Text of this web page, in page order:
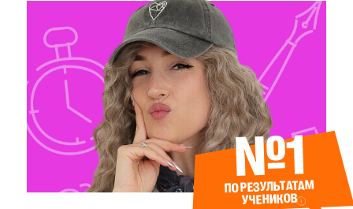
№1
ПО РЕЗУЛЬТАТАМ
УЧЕНИКОВ